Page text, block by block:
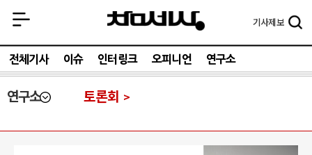
기사제보
전체기사 이슈 인터링크 오피니언 연구소
연구소 토론회